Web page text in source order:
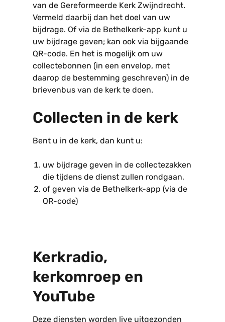
van de Gereformeerde Kerk Zwijndrecht.
Vermeld daarbij dan het doel van uw
bijdrage. Of via de Bethelkerk-app kunt u
uw bijdrage geven; kan ook via bijgaande
QR-code. En het is mogelijk om uw
collectebonnen (in een envelop, met
daarop de bestemming geschreven) in de
brievenbus van de kerk te doen.
Collecten in de kerk
Bent u in de kerk, dan kunt u:
uw bijdrage geven in de collectezakken
die tijdens de dienst zullen rondgaan,
of geven via de Bethelkerk-app (via de
QR-code)
Kerkradio,
kerkomroep en
YouTube
Deze diensten worden live uitgezonden